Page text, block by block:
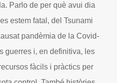
Parlo de per què avui dia
estem fatal, del Tsunami
pandèmia de la Covid-
guerres i, en definitiva, les
fàcils i pràctics per